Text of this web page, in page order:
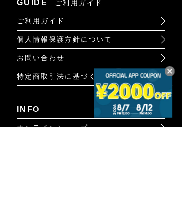
GUIDE ご利用ガイド
ご利用ガイド
個人情報保護方針について
お問い合わせ
特定商取引法に基づく表示
INFO
オンラインショップ